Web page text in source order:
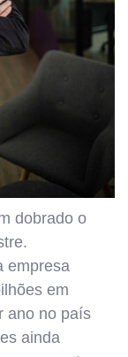
dobrado o
empresa
em
ano no país
ainda